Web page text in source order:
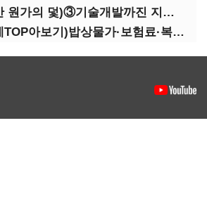
[IB토마토](방산 원가의 덫)③기술개발까진 지원…수출은 각자도생
[IB토마토](경제TOP아보기)밥상물가·보험료·복구비…장마가 내미는 청구서